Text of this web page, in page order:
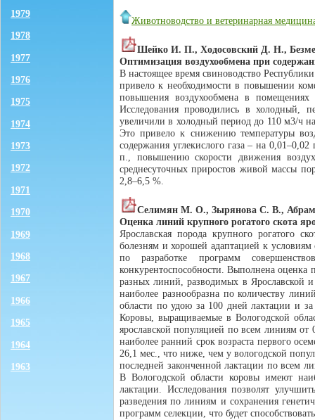
1979
1978
1977
1976
1975
1974
1973
1972
1971
1970
1969
1968
1967
1966
1965
1964
1963
Животноводство и ветеринарная
Шейко И. П., Ходосовский Д. Н.,
Оптимизация воздухообмена при
В настоящее время свиноводство
привело к необходимости в повышении
повышения воздухообмена в помещениях
Исследования проводились в холодный,
увеличили в холодный период до 110 м3/ч
Это привело к снижению температуры
содержания углекислого газа – на
п., повышению скорости движения
среднесуточных приростов живой массы
2,8–6,5 %.
Селимян М. О., Зырянова С. В.,
Оценка линий крупного рогатого скота
Ярославская порода крупного рогатого
болезням и хорошей адаптацией к условиям
по разработке программ
конкурентоспособности. Выполнена оценка
разных линий, разводимых в Ярославской и
наиболее разнообразна по количеству
области по удою за 100 дней лактации и
Коровы, выращиваемые в Вологодской
ярославской популяцией по всем линиям
наиболее ранний срок возраста первого
26,1 мес., что ниже, чем у вологодской
последней законченной лактации по всем
В Вологодской области коровы имеют
лактации. Исследования позволят
разведения по линиям и сохранения
программ селекции, что будет